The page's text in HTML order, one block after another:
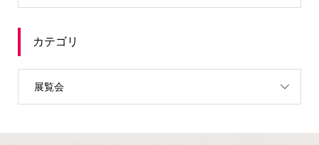
カテゴリ
展覧会